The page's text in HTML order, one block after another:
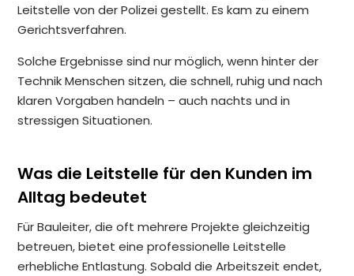
Leitstelle von der Polizei gestellt. Es kam zu einem
Gerichtsverfahren.
Solche Ergebnisse sind nur möglich, wenn hinter der
Technik Menschen sitzen, die schnell, ruhig und nach
klaren Vorgaben handeln – auch nachts und in
stressigen Situationen.
Was die Leitstelle für den Kunden im
Alltag bedeutet
Für Bauleiter, die oft mehrere Projekte gleichzeitig
betreuen, bietet eine professionelle Leitstelle
erhebliche Entlastung. Sobald die Arbeitszeit endet,